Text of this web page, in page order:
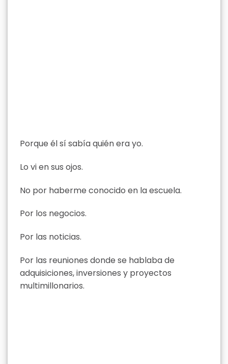
Porque él sí sabía quién era yo.
Lo vi en sus ojos.
No por haberme conocido en la escuela.
Por los negocios.
Por las noticias.
Por las reuniones donde se hablaba de
adquisiciones, inversiones y proyectos
multimillonarios.